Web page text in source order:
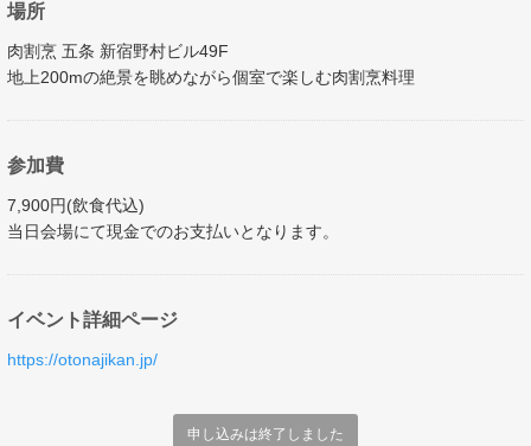
場所
肉割烹 五条 新宿野村ビル49F
地上200mの絶景を眺めながら個室で楽しむ肉割烹料理
参加費
​​​​​​7,900円(飲食代込)
当日会場にて現金でのお支払いとなります。
イベント詳細ページ
https://otonajikan.jp/
申し込みは終了しました